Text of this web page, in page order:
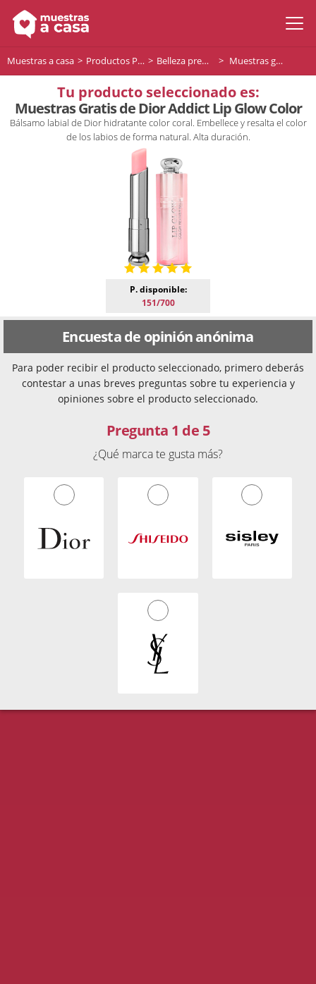
Muestras a casa Productos Premium Belleza premium Muestras gratis de Dior Addict Lip Glow Color
Tu producto seleccionado es:
Muestras Gratis de Dior Addict Lip Glow Color
Bálsamo labial de Dior hidratante color coral. Embellece y resalta el color
de los labios de forma natural. Alta duración.
P. disponible:
151/700
Encuesta de opinión anónima
Para poder recibir el producto seleccionado, primero deberás
contestar a unas breves preguntas sobre tu experiencia y
opiniones sobre el producto seleccionado.
Pregunta 1 de 5
¿Qué marca te gusta más?